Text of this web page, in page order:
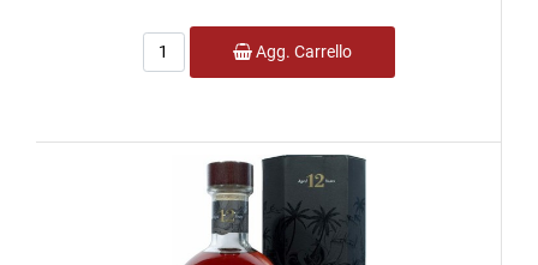
Quantità
Agg. Carrello